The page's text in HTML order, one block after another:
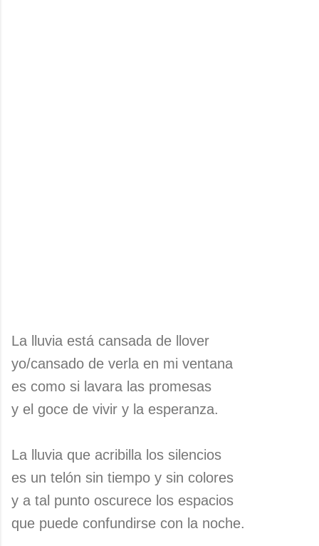
La lluvia está cansada de llover
yo/cansado de verla en mi ventana
es como si lavara las promesas
y el goce de vivir y la esperanza.
La lluvia que acribilla los silencios
es un telón sin tiempo y sin colores
y a tal punto oscurece los espacios
que puede confundirse con la noche.